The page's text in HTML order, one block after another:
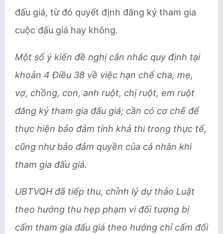
đấu giá, từ đó quyết định đăng ký tham gia
cuộc đấu giá hay không.
Một số ý kiến đề nghị cân nhắc quy định tại
khoản 4 Điều 38 về việc hạn chế cha, mẹ,
vợ, chồng, con, anh ruột, chị ruột, em ruột
đăng ký tham gia đấu giá; cần có cơ chế để
thực hiện bảo đảm tính khả thi trong thực tế,
cũng như bảo đảm quyền của cá nhân khi
tham gia đấu giá.
UBTVQH đã tiếp thu, chỉnh lý dự thảo Luật
theo hướng thu hẹp phạm vi đối tượng bị
cấm tham gia đấu giá theo hướng chỉ cấm đối